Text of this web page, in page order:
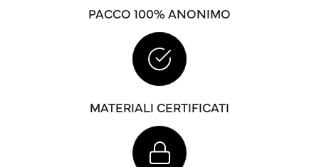
PACCO 100% ANONIMO
MATERIALI CERTIFICATI